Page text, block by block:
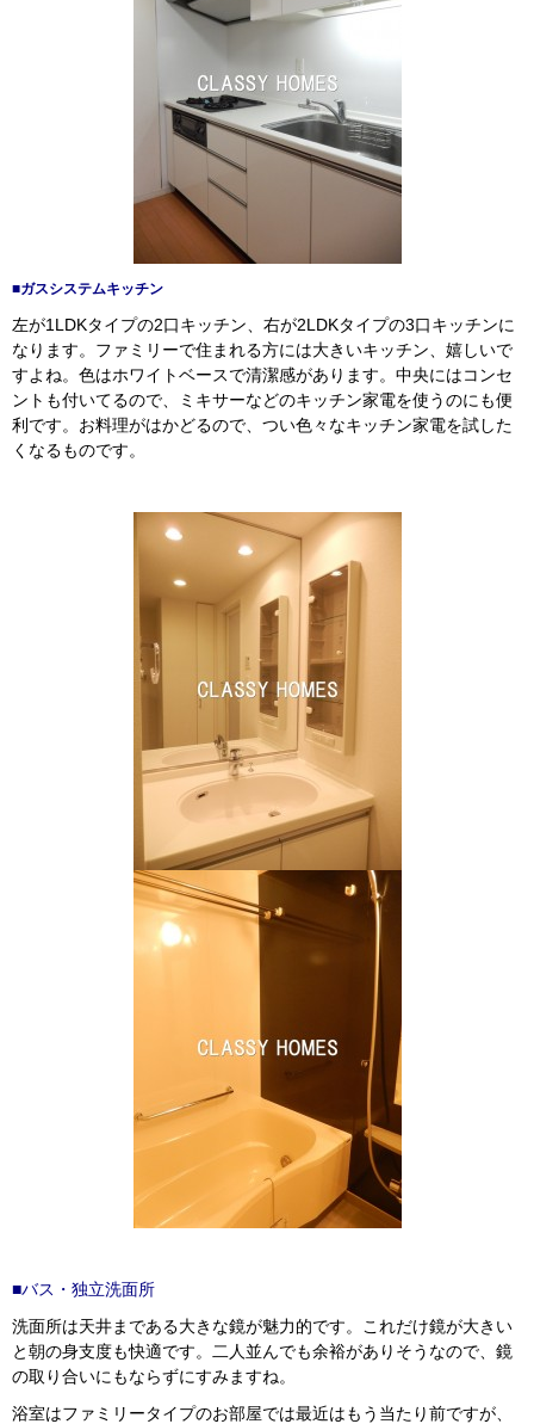
■ガスシステムキッチン
左が1LDKタイプの2口キッチン、右が2LDKタイプの3口キッチンに
なります。ファミリーで住まれる方には大きいキッチン、嬉しいで
すよね。色はホワイトベースで清潔感があります。中央にはコンセ
ントも付いてるので、ミキサーなどのキッチン家電を使うのにも便
利です。お料理がはかどるので、つい色々なキッチン家電を試した
くなるものです。
■バス・独立洗面所
洗面所は天井まである大きな鏡が魅力的です。これだけ鏡が大きい
と朝の身支度も快適です。二人並んでも余裕がありそうなので、鏡
の取り合いにもならずにすみますね。
浴室はファミリータイプのお部屋では最近はもう当たり前ですが、